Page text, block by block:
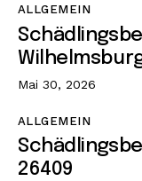
ALLGEMEIN
Mai 30, 2026
ALLGEMEIN
26409